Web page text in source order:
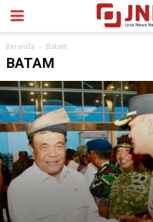
Beranda Batam
BATAM